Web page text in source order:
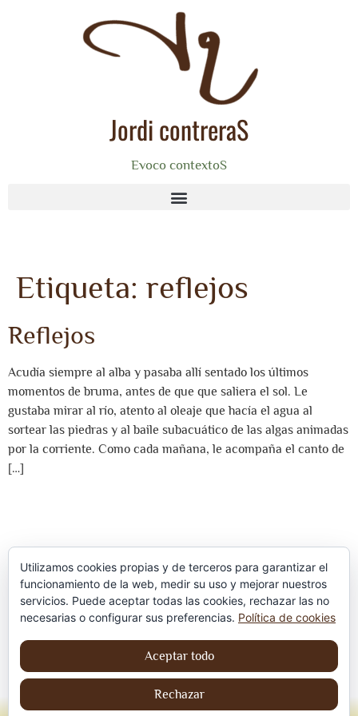
Jordi contreraS
Evoco contextoS
Etiqueta: reflejos
Reflejos
Acudía siempre al alba y pasaba allí sentado los últimos
momentos de bruma, antes de que que saliera el sol. Le
gustaba mirar al río, atento al oleaje que hacía el agua al
sortear las piedras y al baile subacuático de las algas animadas
por la corriente. Como cada mañana, le acompaña el canto de
[…]
Política de privacidad
Aviso Legal
Política de cookies
Utilizamos cookies propias y de terceros para garantizar el
funcionamiento de la web, medir su uso y mejorar nuestros
servicios. Puede aceptar todas las cookies, rechazar las no
necesarias o configurar sus preferencias. Política de cookies
Aceptar todo
Rechazar